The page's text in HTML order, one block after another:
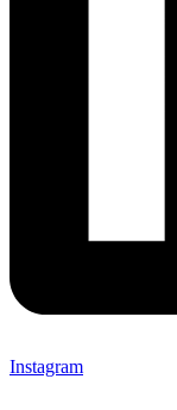
Instagram